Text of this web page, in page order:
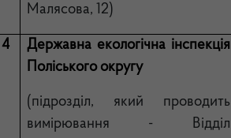
Малясова, 12)
4
Державна екологічна інспекція
Поліського округу
(підрозділ, який проводить
вимірювання - Відділ